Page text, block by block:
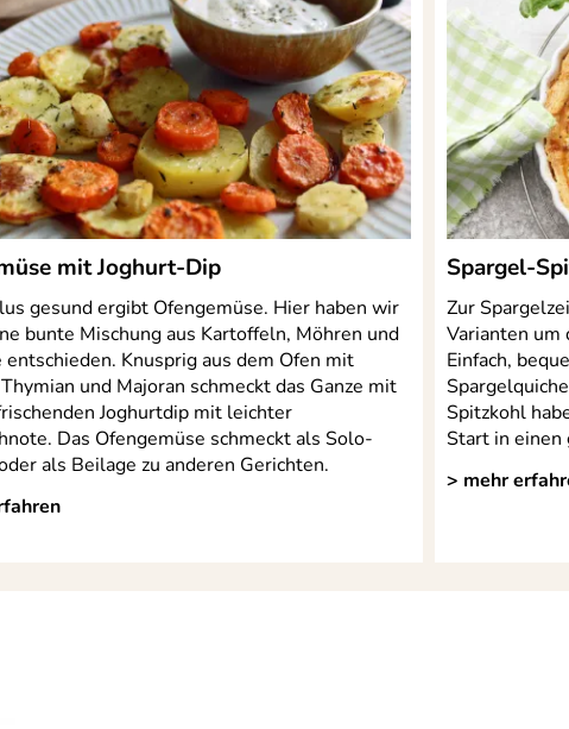
mit Joghurt-Dip
gesund ergibt Ofengemüse. Hier haben wir
bunte Mischung aus Kartoffeln, Möhren und
entschieden. Knusprig aus dem Ofen mit
und Majoran schmeckt das Ganze mit
Joghurtdip mit leichter
Das Ofengemüse schmeckt als Solo-
als Beilage zu anderen Gerichten.
Spargel-
Zur
Varianten um
Einfach,
Spitzkohl
Start in einen
> mehr